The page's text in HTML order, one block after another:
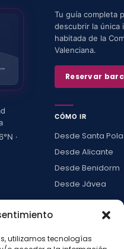
utilizamos tecnologías
°N ·
Tu guía completa
descubrir la única
habitada de la
Valenciana.
Reservar
CÓMO IR
Desde Santa Pola
Desde Alicante
Desde Benidorm
Desde Jávea
LA ISLA